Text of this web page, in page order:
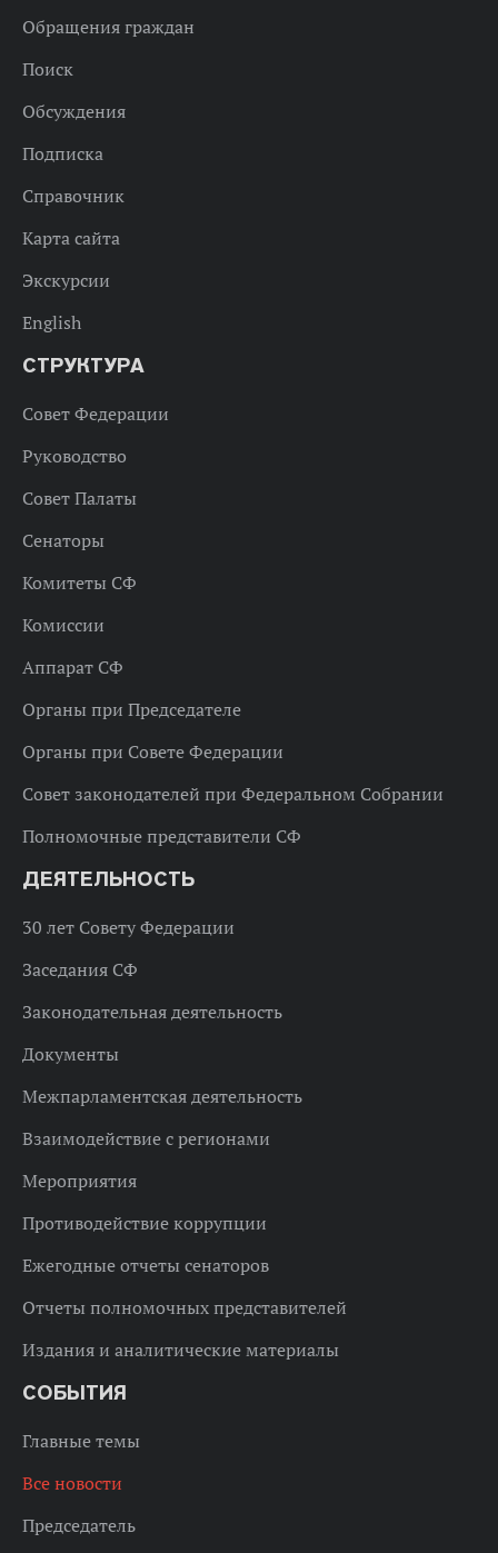
Обращения граждан
Поиск
Обсуждения
Подписка
Справочник
Карта сайта
Экскурсии
English
СТРУКТУРА
Совет Федерации
Руководство
Совет Палаты
Сенаторы
Комитеты СФ
Комиссии
Аппарат СФ
Органы при Председателе
Органы при Совете Федерации
Совет законодателей при Федеральном Собрании
Полномочные представители СФ
ДЕЯТЕЛЬНОСТЬ
30 лет Совету Федерации
Заседания СФ
Законодательная деятельность
Документы
Межпарламентская деятельность
Взаимодействие с регионами
Мероприятия
Противодействие коррупции
Ежегодные отчеты сенаторов
Отчеты полномочных представителей
Издания и аналитические материалы
СОБЫТИЯ
Главные темы
Все новости
Председатель